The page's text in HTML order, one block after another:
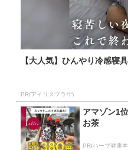
【大人気】ひんやり冷感寝
PR(アイリスプラザ)
アマゾン1
お茶
PR(ハーブ健康